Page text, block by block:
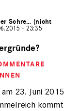
Schre… (nicht
- 23:35
23. Juni 2015
kommt